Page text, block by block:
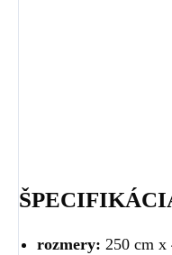
rozmery: 250 cm x